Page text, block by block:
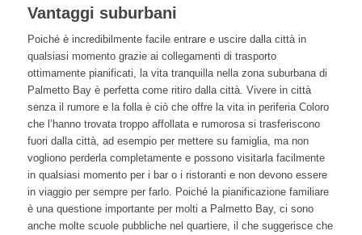
Vantaggi suburbani
Poiché è incredibilmente facile entrare e uscire dalla città in
qualsiasi momento grazie ai collegamenti di trasporto
ottimamente pianificati, la vita tranquilla nella zona suburbana di
Palmetto Bay è perfetta come ritiro dalla città. Vivere in città
senza il rumore e la folla è ciò che offre la vita in periferia Coloro
che l’hanno trovata troppo affollata e rumorosa si trasferiscono
fuori dalla città, ad esempio per mettere su famiglia, ma non
vogliono perderla completamente e possono visitarla facilmente
in qualsiasi momento per i bar o i ristoranti e non devono essere
in viaggio per sempre per farlo. Poiché la pianificazione familiare
è una questione importante per molti a Palmetto Bay, ci sono
anche molte scuole pubbliche nel quartiere, il che suggerisce che